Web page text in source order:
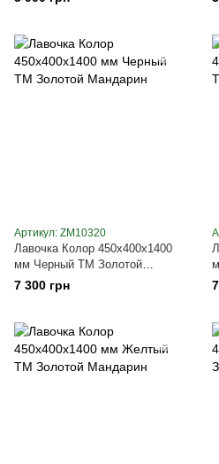
Артикул: ZM10320
Лавочка Колор 450х400х1400
мм Черный ТМ Золотой
Мандарин
7 300 грн